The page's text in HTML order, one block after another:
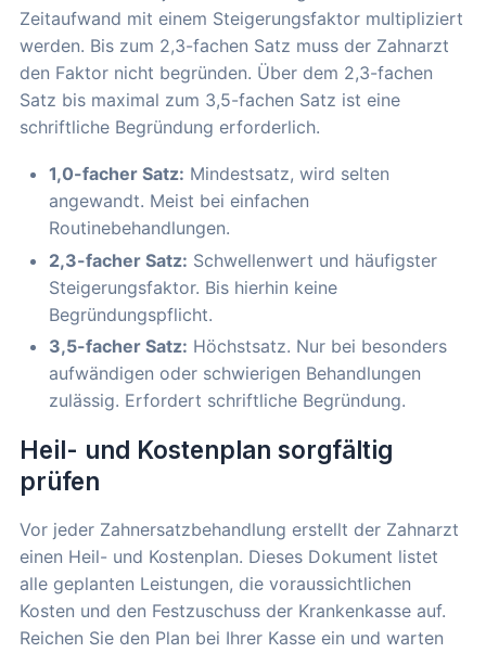
Zeitaufwand mit einem Steigerungsfaktor multipliziert
werden. Bis zum 2,3-fachen Satz muss der Zahnarzt
den Faktor nicht begründen. Über dem 2,3-fachen
Satz bis maximal zum 3,5-fachen Satz ist eine
schriftliche Begründung erforderlich.
1,0-facher Satz: Mindestsatz, wird selten
angewandt. Meist bei einfachen
Routinebehandlungen.
2,3-facher Satz: Schwellenwert und häufigster
Steigerungsfaktor. Bis hierhin keine
Begründungspflicht.
3,5-facher Satz: Höchstsatz. Nur bei besonders
aufwändigen oder schwierigen Behandlungen
zulässig. Erfordert schriftliche Begründung.
Heil- und Kostenplan sorgfältig
prüfen
Vor jeder Zahnersatzbehandlung erstellt der Zahnarzt
einen Heil- und Kostenplan. Dieses Dokument listet
alle geplanten Leistungen, die voraussichtlichen
Kosten und den Festzuschuss der Krankenkasse auf.
Reichen Sie den Plan bei Ihrer Kasse ein und warten